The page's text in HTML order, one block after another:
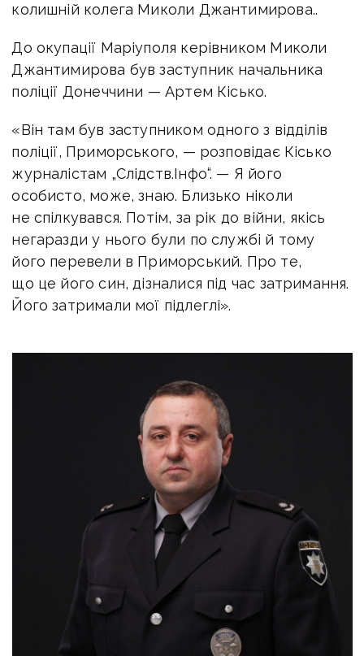
колишній колега Миколи Джантимирова..
До окупації Маріуполя керівником Миколи
Джантимирова був заступник начальника
поліції Донеччини — Артем Кісько.
«Він там був заступником одного з відділів
поліції, Приморського, — розповідає Кісько
журналістам „Слідств.Інфо“. — Я його
особисто, може, знаю. Близько ніколи
не спілкувався. Потім, за рік до війни, якісь
негаразди у нього були по службі й тому
його перевели в Приморський. Про те,
що це його син, дізналися під час затримання.
Його затримали мої підлеглі».